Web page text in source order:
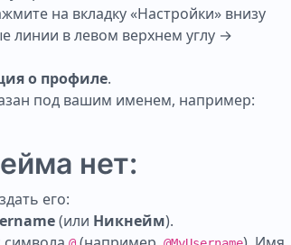
на вкладку «Настройки» внизу
линии в левом верхнем углу →
о профиле.
под вашим именем, например:
нет:
его:
(или Никнейм).